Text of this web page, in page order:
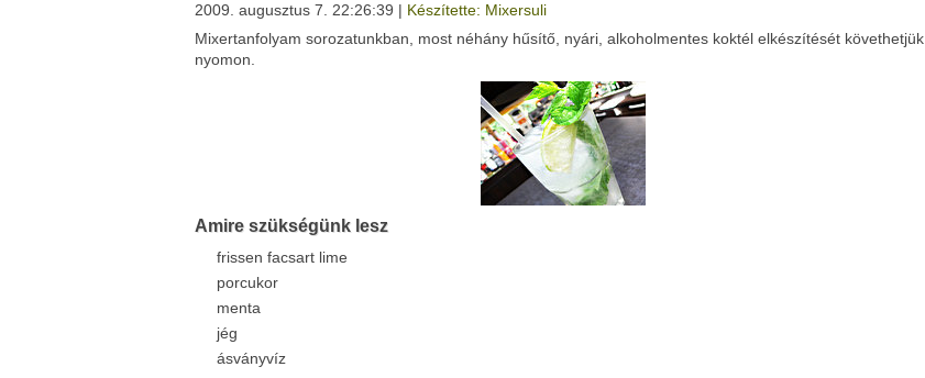
Facebook Twitter
Del.icio.us
Live
2009. augusztus 7. 22:26:39 | Készítette: Mixersuli
Mixertanfolyam sorozatunkban, most néhány hűsítő, nyári, alkoholmentes koktél elkészítését követhetjük
nyomon.
Amire szükségünk lesz
frissen facsart lime
porcukor
menta
jég
ásványvíz